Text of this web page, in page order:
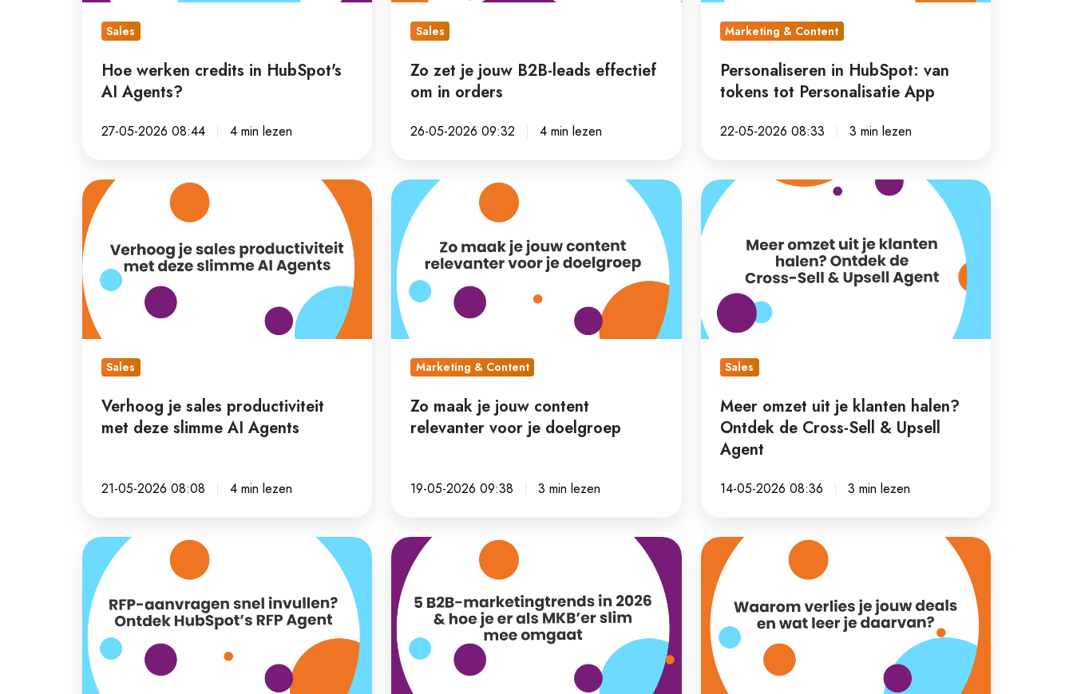
Sales
Hoe werken credits in HubSpot's
AI Agents?
27-05-2026 08:44 4 min lezen
Sales
Zo zet je jouw B2B-leads effectief
om in orders
26-05-2026 09:32 4 min lezen
Marketing & Content
Personaliseren in HubSpot: van
tokens tot Personalisatie App
22-05-2026 08:33 3 min lezen
Verhoog
je
sales
productiviteit
met
deze
slimme
Agents
Sales
Verhoog je sales productiviteit
met deze slimme AI Agents
21-05-2026 08:08 4 min lezen
Zo
maak
je
jouw
content
relevanter
voor
doelgroep
Marketing & Content
Zo maak je jouw content
relevanter voor je doelgroep
19-05-2026 09:38 3 min lezen
Meer
omzet
uit
halen?
Ontdek
Cross-
Upsell
Agent
Sales
Meer omzet uit je klanten halen?
Ontdek de Cross-Sell & Upsell
Agent
14-05-2026 08:36 3 min lezen
RFP-
aanvragen
snel
invullen?
Ontdek
HubSpot’s
RFP
5
B2B-
marketingtrends
in
2026
&
hoe
Waarom
verlies
jouw
deals
en
wat